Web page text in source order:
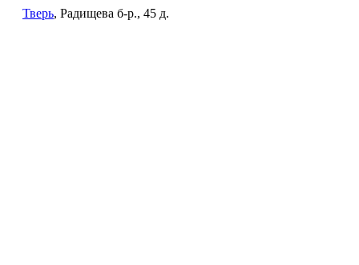
Тверь, Радищева б-р., 45 д.